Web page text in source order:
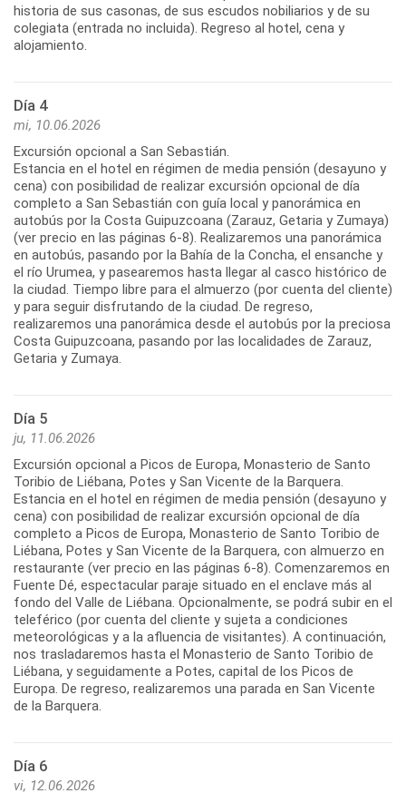
historia de sus casonas, de sus escudos nobiliarios y de su
colegiata (entrada no incluida). Regreso al hotel, cena y
Día 4
mi, 10.06.2026
Excursión opcional a San Sebastián.
Estancia en el hotel en régimen de media pensión (desayuno y
cena) con posibilidad de realizar excursión opcional de día
completo a San Sebastián con guía local y panorámica en
autobús por la Costa Guipuzcoana (Zarauz, Getaria y Zumaya)
(ver precio en las páginas 6-8). Realizaremos una panorámica
en autobús, pasando por la Bahía de la Concha, el ensanche y
el río Urumea, y pasearemos hasta llegar al casco histórico de
la ciudad. Tiempo libre para el almuerzo (por cuenta del cliente)
y para seguir disfrutando de la ciudad. De regreso,
realizaremos una panorámica desde el autobús por la preciosa
Costa Guipuzcoana, pasando por las localidades de Zarauz,
Día 5
ju, 11.06.2026
Excursión opcional a Picos de Europa, Monasterio de Santo
Toribio de Liébana, Potes y San Vicente de la Barquera.
Estancia en el hotel en régimen de media pensión (desayuno y
cena) con posibilidad de realizar excursión opcional de día
completo a Picos de Europa, Monasterio de Santo Toribio de
Liébana, Potes y San Vicente de la Barquera, con almuerzo en
restaurante (ver precio en las páginas 6-8). Comenzaremos en
Fuente Dé, espectacular paraje situado en el enclave más al
fondo del Valle de Liébana. Opcionalmente, se podrá subir en el
teleférico (por cuenta del cliente y sujeta a condiciones
meteorológicas y a la afluencia de visitantes). A continuación,
nos trasladaremos hasta el Monasterio de Santo Toribio de
Liébana, y seguidamente a Potes, capital de los Picos de
Europa. De regreso, realizaremos una parada en San Vicente
Día 6
vi, 12.06.2026